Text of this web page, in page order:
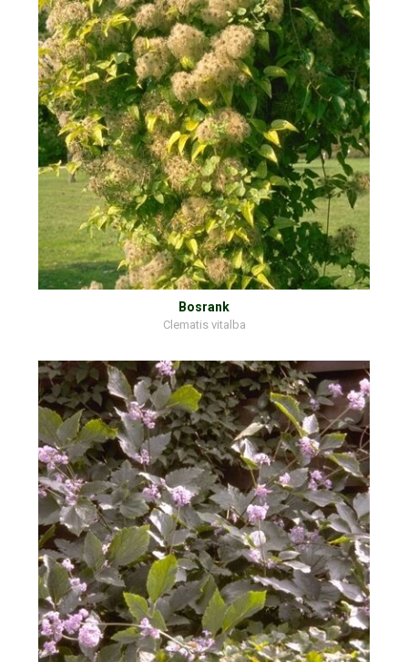
Bosrank
Clematis vitalba